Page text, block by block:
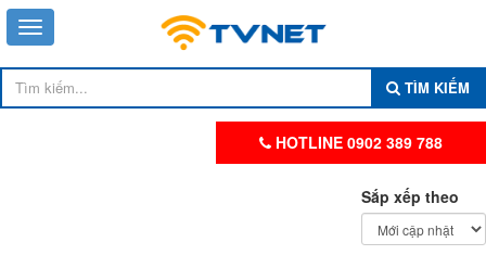
TÌM KIẾM
HOTLINE 0902 389 788
Sắp xếp theo